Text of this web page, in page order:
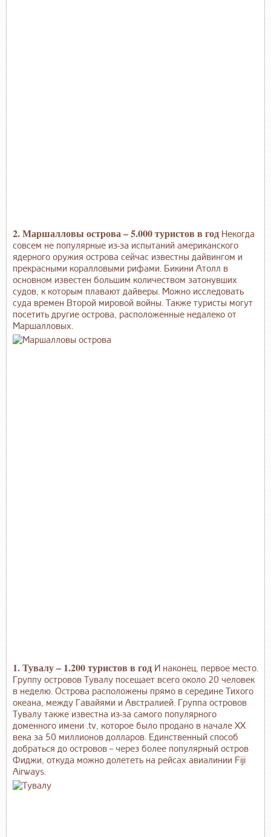
2. Маршалловы острова – 5.000 туристов в год Некогда
совсем не популярные из-за испытаний американского
ядерного оружия острова сейчас известны дайвингом и
прекрасными коралловыми рифами. Бикини Атолл в
основном известен большим количеством затонувших
судов, к которым плавают дайверы. Можно исследовать
суда времен Второй мировой войны. Также туристы могут
посетить другие острова, расположенные недалеко от
Маршалловых.
1. Тувалу – 1.200 туристов в год И наконец, первое место.
Группу островов Тувалу посещает всего около 20 человек
в неделю. Острова расположены прямо в середине Тихого
океана, между Гавайями и Австралией. Группа островов
Тувалу также известна из-за самого популярного
доменного имени .tv, которое было продано в начале ХХ
века за 50 миллионов долларов. Единственный способ
добраться до островов – через более популярный остров
Фиджи, откуда можно долететь на рейсах авиалинии Fiji
Airways.